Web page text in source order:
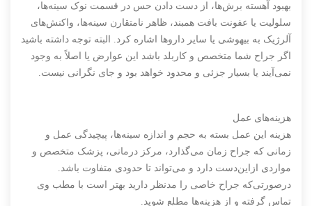
بهبود آهسته برش‌ها، از دست ‌دادن حس در قسمت نوک سینه‌ها،
سلولیت یا عفونت بافت همبند، ظاهر نامتقارن سینه‌ها، واکنش‌های
آلرژیک به بیهوشی یا سایر داروها اشاره کرد. البته توجه داشته باشید
اگر جراح شما متخصص و کاربلد باشد این عوارض یا اصلاً به وجود
نمی‌آیند یا بسیار جزئی و محدود خواهد بود و جای نگرانی نیست.
هزینه‌های عمل
هزینه این عمل بسته به حجم و اندازه سینه‌ها، پیچیدگی عمل و
زمانی که جراح زمان می‌گذارد، مرکز درمانی، پزشک متخصص و
مواردی ازاین‌دست دارد و می‌تواند تا حدودی متفاوت باشد.
درصورتی‌که جراح خاصی را مدنظر دارید بهتر است با مطب وی
تماس گرفته و از هزینه‌ها مطلع شوید.